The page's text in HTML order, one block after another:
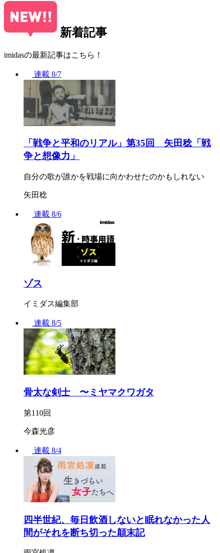
新着記事
imidasの最新記事はこちら！
連載 8/7
「戦争と平和のリアル」第35回 矢田稔「戦
争と想像力」
自分の歌が誰かを戦場に向かわせたのかもしれない
矢田稔
連載 8/6
ゾス
イミダス編集部
連載 8/5
骨太な剣士 〜ミヤマクワガタ
第110回
今森光彦
連載 8/4
四半世紀、毎日飲酒しないと眠れなかった人
間がそれを断ち切った顛末記